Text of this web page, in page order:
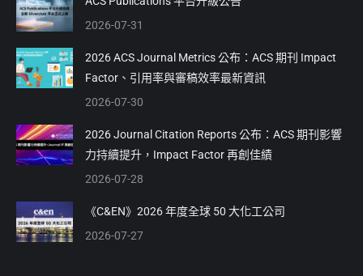
new new
2026-07-31
2026 ACS Journal Metrics 公布：ACS 期刊 Impact
Factor、引用率與審稿效率最新資訊
2026-07-30
2026 Journal Citation Reports 公布：ACS 期刊影響
力持續提升，Impact Factor 再創佳績
2026-07-28
《C&EN》2026 年度全球 50 大化工公司
2026-07-27